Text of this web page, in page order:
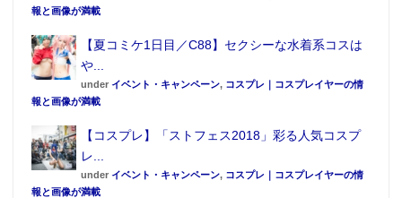
報と画像が満載
【夏コミケ1日目／C88】セクシーな水着系コスは
や...
under イベント・キャンペーン, コスプレ｜コスプレイヤーの情
報と画像が満載
【コスプレ】「ストフェス2018」彩る人気コスプ
レ...
under イベント・キャンペーン, コスプレ｜コスプレイヤーの情
報と画像が満載